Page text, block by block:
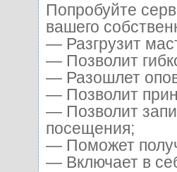
Попробуйте
вашего
— Разгрузит
— Позволит
— Разошлет
— Позволит
— Позволит
посещения;
— Поможет
— Включает в